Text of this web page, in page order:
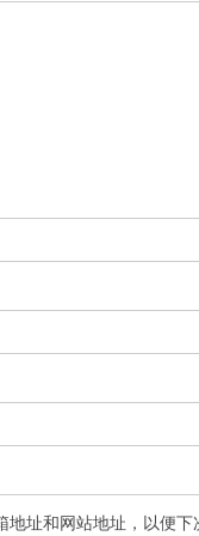
址和网站地址，以便下